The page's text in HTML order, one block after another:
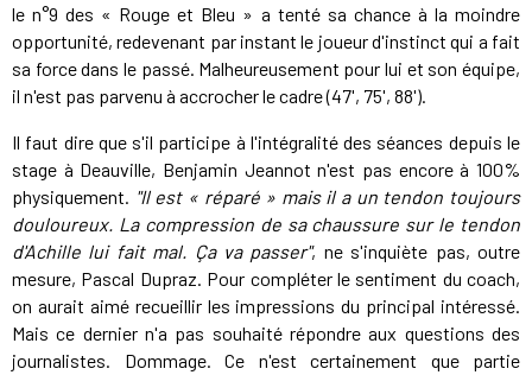
le n°9 des « Rouge et Bleu » a tenté sa chance à la moindre
opportunité, redevenant par instant le joueur d'instinct qui a fait
sa force dans le passé. Malheureusement pour lui et son équipe,
il n'est pas parvenu à accrocher le cadre (47', 75', 88').
Il faut dire que s'il participe à l'intégralité des séances depuis le
stage à Deauville, Benjamin Jeannot n'est pas encore à 100%
physiquement. "Il est « réparé » mais il a un tendon toujours
douloureux. La compression de sa chaussure sur le tendon
d'Achille lui fait mal. Ça va passer", ne s'inquiète pas, outre
mesure, Pascal Dupraz. Pour compléter le sentiment du coach,
on aurait aimé recueillir les impressions du principal intéressé.
Mais ce dernier n'a pas souhaité répondre aux questions des
journalistes. Dommage. Ce n'est certainement que partie